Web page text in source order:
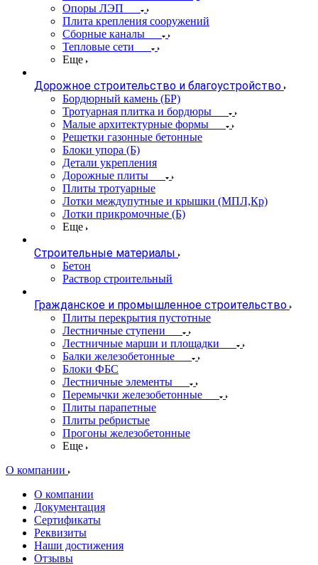
Опоры ЛЭП
Плита крепления сооружений
Сборные каналы
Тепловые сети
Еще
Дорожное строительство и благоустройство
Бордюрный камень (БР)
Тротуарная плитка и бордюры
Малые архитектурные формы
Решетки газонные бетонные
Блоки упора (Б)
Детали укрепления
Дорожные плиты
Плиты тротуарные
Лотки междупутные и крышки (МПЛ,Кр)
Лотки прикромочные (Б)
Еще
Строительные материалы
Бетон
Раствор строительный
Гражданское и промышленное строительство
Плиты перекрытия пустотные
Лестничные ступени
Лестничные марши и площадки
Балки железобетонные
Блоки ФБС
Лестничные элементы
Перемычки железобетонные
Плиты парапетные
Плиты ребристые
Прогоны железобетонные
Еще
О компании
О компании
Документация
Сертификаты
Реквизиты
Наши достижения
Отзывы